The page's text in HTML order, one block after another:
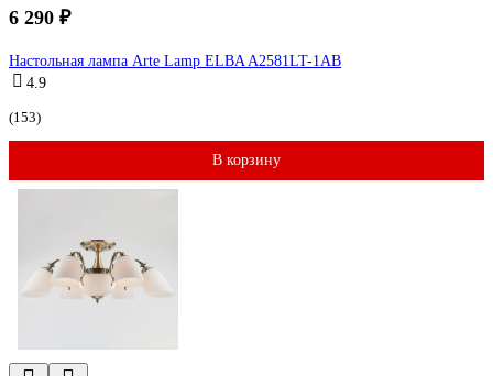
6 290 ₽
Настольная лампа Arte Lamp ELBA A2581LT-1AB
4.9
(153)
В корзину